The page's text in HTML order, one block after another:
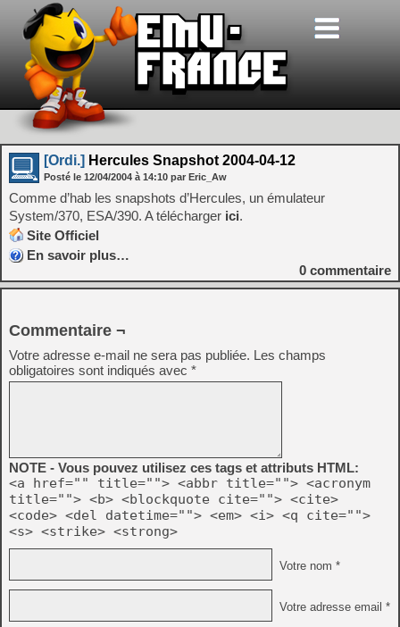
[Ordi.] Hercules Snapshot 2004-04-12
Posté le 12/04/2004 à 14:10 par Eric_Aw
Comme d’hab les snapshots d’Hercules, un émulateur
System/370, ESA/390. A télécharger ici.
Site Officiel
En savoir plus…
0 commentaire
Commentaire ¬
Votre adresse e-mail ne sera pas publiée. Les champs
obligatoires sont indiqués avec *
NOTE - Vous pouvez utilisez ces tags et attributs HTML:
<a href="" title=""> <abbr title=""> <acronym
title=""> <b> <blockquote cite=""> <cite>
<code> <del datetime=""> <em> <i> <q cite="">
<s> <strike> <strong>
Votre nom *
Votre adresse email *